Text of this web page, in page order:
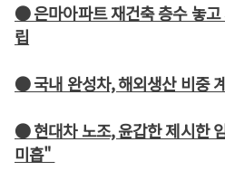
● 은마아파트 재건축 층수 놓
립
● 국내 완성차, 해외생산 비중
● 현대차 노조, 윤갑한 제시한
미흡"